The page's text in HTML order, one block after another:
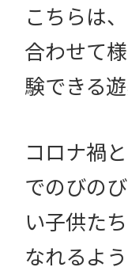
こちらは
合わせて
験できる遊
コロナ禍
でのびの
い子供た
なれるよ